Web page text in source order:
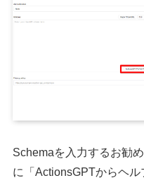
Schemaを入力するお勧
に「ActionsGPTからヘル